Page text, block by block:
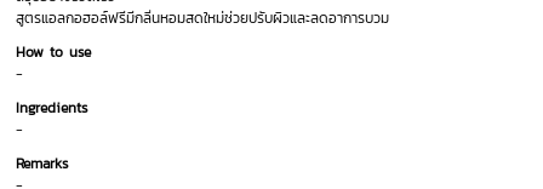
สูตรแอลกอฮอล์ฟรีมีกลิ่นหอมสดใหม่ช่วยปรับผิวและลดอาการบวม
How to use
-
Ingredients
-
Remarks